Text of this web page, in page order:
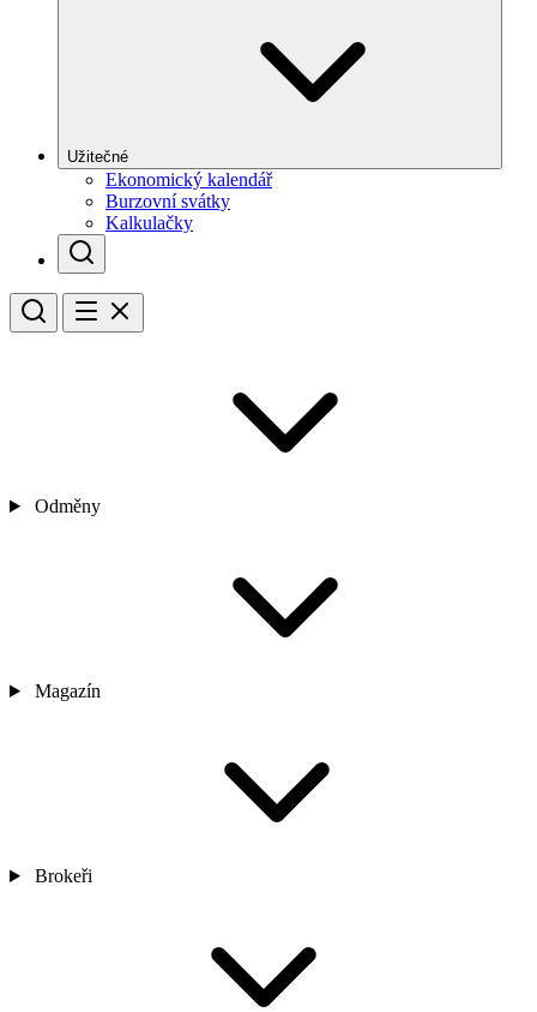
Užitečné
Ekonomický kalendář
Burzovní svátky
Kalkulačky
Odměny
Magazín
Brokeři